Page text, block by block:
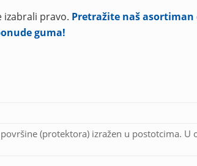
izabrali pravo. Pretražite naš asortiman
guma!
(protektora) izražen u postotcima. U